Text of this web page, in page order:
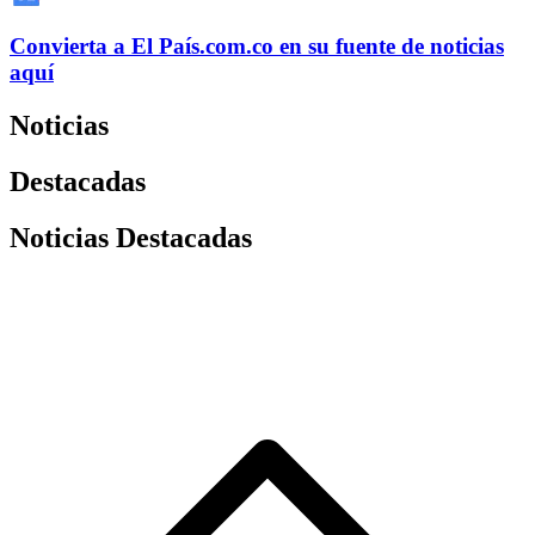
Convierta a El País.com.co en su fuente de noticias
aquí
Noticias
Destacadas
Noticias Destacadas